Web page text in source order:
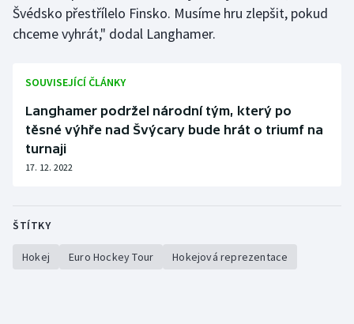
Švédsko přestřílelo Finsko. Musíme hru zlepšit, pokud
chceme vyhrát," dodal Langhamer.
SOUVISEJÍCÍ ČLÁNKY
Langhamer podržel národní tým, který po
těsné výhře nad Švýcary bude hrát o triumf na
turnaji
17. 12. 2022
ŠTÍTKY
Hokej Euro Hockey Tour Hokejová reprezentace